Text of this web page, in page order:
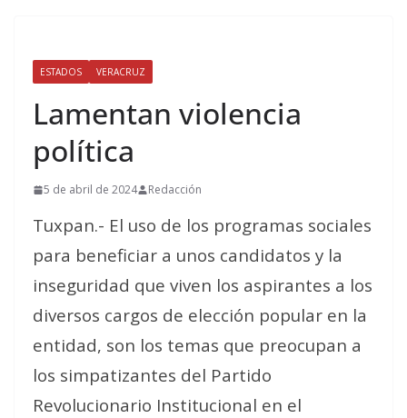
ESTADOS VERACRUZ
Lamentan violencia
política
5 de abril de 2024 Redacción
Tuxpan.- El uso de los programas sociales
para beneficiar a unos candidatos y la
inseguridad que viven los aspirantes a los
diversos cargos de elección popular en la
entidad, son los temas que preocupan a
los simpatizantes del Partido
Revolucionario Institucional en el